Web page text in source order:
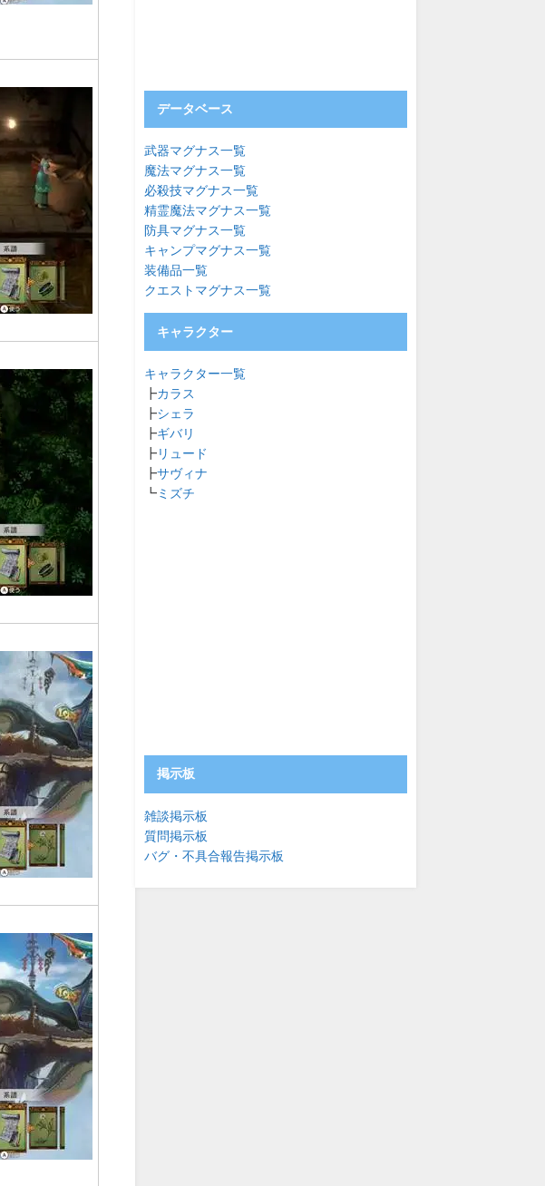
データベース
武器マグナス一覧
魔法マグナス一覧
必殺技マグナス一覧
精霊魔法マグナス一覧
防具マグナス一覧
キャンプマグナス一覧
装備品一覧
クエストマグナス一覧
キャラクター
キャラクター一覧
┣カラス
┣シェラ
┣ギバリ
┣ リュード
┣サヴィナ
┗ ミズチ
掲示板
雑談掲示板
質問掲示板
バグ・不具合報告掲示板